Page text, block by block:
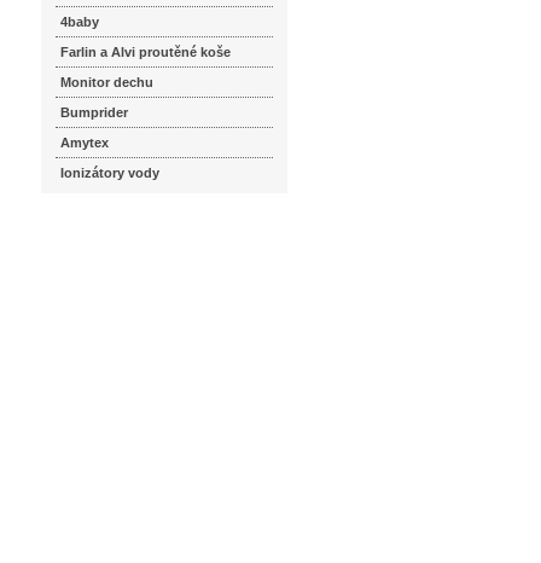
4baby
Farlin a Alvi proutěné koše
Monitor dechu
Bumprider
Amytex
Ionizátory vody